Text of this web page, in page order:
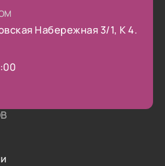
Набережная 3/1, К 4.